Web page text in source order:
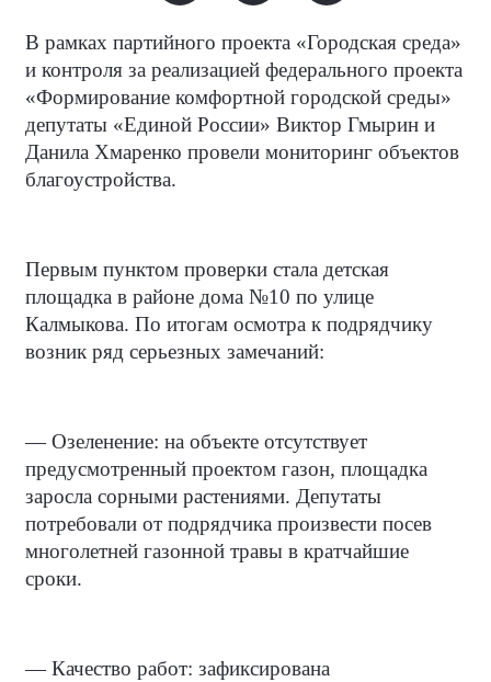
В рамках партийного проекта «Городская среда»
и контроля за реализацией федерального проекта
«Формирование комфортной городской среды»
депутаты «Единой России» Виктор Гмырин и
Данила Хмаренко провели мониторинг объектов
благоустройства.
Первым пунктом проверки стала детская
площадка в районе дома №10 по улице
Калмыкова. По итогам осмотра к подрядчику
возник ряд серьезных замечаний:
— Озеленение: на объекте отсутствует
предусмотренный проектом газон, площадка
заросла сорными растениями. Депутаты
потребовали от подрядчика произвести посев
многолетней газонной травы в кратчайшие
сроки.
— Качество работ: зафиксирована